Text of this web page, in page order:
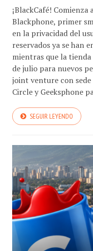
¡BlackCafé!
Blackphone, primer
en la privacidad del
reservados ya se han
mientras que la
de julio para nuevos
joint venture con
Circle y Geeksphone
SEGUIR LEYENDO